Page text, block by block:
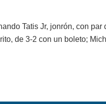
Tatis Jr, jonrón, con
de 3-2 con un boleto;